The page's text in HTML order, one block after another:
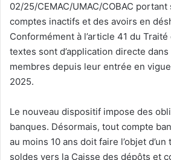
02/25/CEMAC/UMAC/COBAC
comptes inactifs et des avoirs en
Conformément à l’article 41 du Traité
textes sont d’application directe
membres depuis leur entrée en
2025.
Le nouveau dispositif impose des
banques. Désormais, tout compte
au moins 10 ans doit faire l’objet
soldes vers la Caisse des dépôts et